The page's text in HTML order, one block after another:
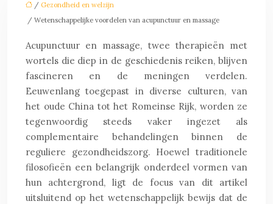
/ Gezondheid en welzijn
/ Wetenschappelijke voordelen van acupunctuur en massage
Acupunctuur en massage, twee therapieën met
wortels die diep in de geschiedenis reiken, blijven
fascineren en de meningen verdelen.
Eeuwenlang toegepast in diverse culturen, van
het oude China tot het Romeinse Rijk, worden ze
tegenwoordig steeds vaker ingezet als
complementaire behandelingen binnen de
reguliere gezondheidszorg. Hoewel traditionele
filosofieën een belangrijk onderdeel vormen van
hun achtergrond, ligt de focus van dit artikel
uitsluitend op het wetenschappelijk bewijs dat de